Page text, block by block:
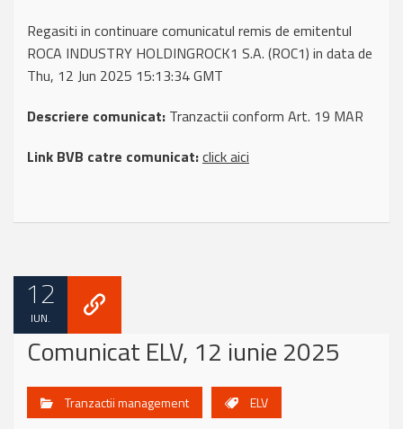
Regasiti in continuare comunicatul remis de emitentul
ROCA INDUSTRY HOLDINGROCK1 S.A. (ROC1) in data de
Thu, 12 Jun 2025 15:13:34 GMT
Descriere comunicat: Tranzactii conform Art. 19 MAR
Link BVB catre comunicat:click aici
12
IUN.
Comunicat ELV, 12 iunie 2025
Tranzactii management ELV